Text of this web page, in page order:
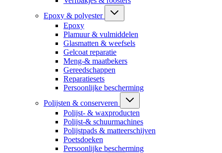
Epoxy & polyester
Epoxy
Plamuur & vulmiddelen
Glasmatten & weefsels
Gelcoat reparatie
Meng-& maatbekers
Gereedschappen
Reparatiesets
Persoonlijke bescherming
Polijsten & conserveren
Polijst- & waxproducten
Polijst-& schuurmachines
Polijstpads & matteerschijven
Poetsdoeken
Persoonlijke bescherming